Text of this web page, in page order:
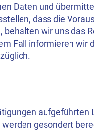
Daten und
dass die
wir uns das
Fall informieren wir
aufgeführten
gesondert